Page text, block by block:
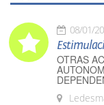
08/01/
OTRAS